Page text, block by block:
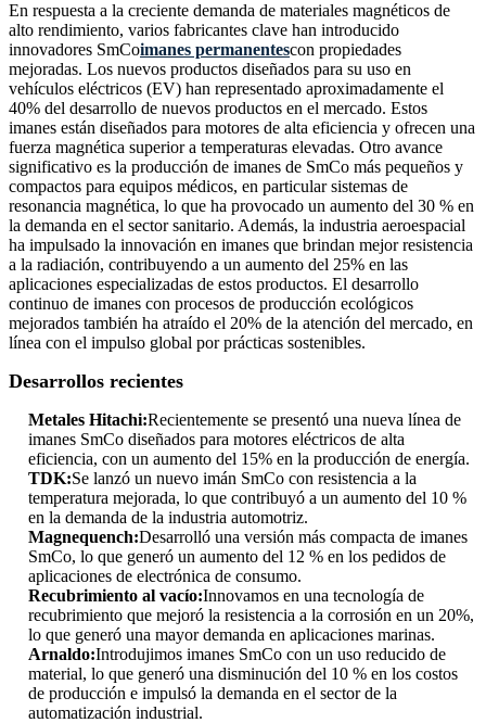
En respuesta a la creciente demanda de materiales magnéticos de
alto rendimiento, varios fabricantes clave han introducido
innovadores SmCoimanes permanentescon propiedades
mejoradas. Los nuevos productos diseñados para su uso en
vehículos eléctricos (EV) han representado aproximadamente el
40% del desarrollo de nuevos productos en el mercado. Estos
imanes están diseñados para motores de alta eficiencia y ofrecen una
fuerza magnética superior a temperaturas elevadas. Otro avance
significativo es la producción de imanes de SmCo más pequeños y
compactos para equipos médicos, en particular sistemas de
resonancia magnética, lo que ha provocado un aumento del 30 % en
la demanda en el sector sanitario. Además, la industria aeroespacial
ha impulsado la innovación en imanes que brindan mejor resistencia
a la radiación, contribuyendo a un aumento del 25% en las
aplicaciones especializadas de estos productos. El desarrollo
continuo de imanes con procesos de producción ecológicos
mejorados también ha atraído el 20% de la atención del mercado, en
línea con el impulso global por prácticas sostenibles.
Desarrollos recientes
Metales Hitachi:Recientemente se presentó una nueva línea de
imanes SmCo diseñados para motores eléctricos de alta
eficiencia, con un aumento del 15% en la producción de energía.
TDK:Se lanzó un nuevo imán SmCo con resistencia a la
temperatura mejorada, lo que contribuyó a un aumento del 10 %
en la demanda de la industria automotriz.
Magnequench:Desarrolló una versión más compacta de imanes
SmCo, lo que generó un aumento del 12 % en los pedidos de
aplicaciones de electrónica de consumo.
Recubrimiento al vacío:Innovamos en una tecnología de
recubrimiento que mejoró la resistencia a la corrosión en un 20%,
lo que generó una mayor demanda en aplicaciones marinas.
Arnaldo:Introdujimos imanes SmCo con un uso reducido de
material, lo que generó una disminución del 10 % en los costos
de producción e impulsó la demanda en el sector de la
automatización industrial.